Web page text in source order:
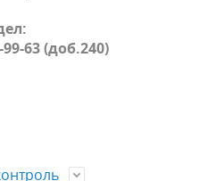
99-63 (доб.240)